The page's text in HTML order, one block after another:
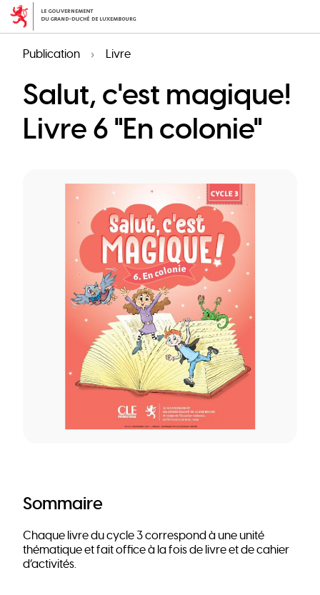
Aller
au
principal
Publication Livre
Salut, c'est magique!
Livre 6 "En colonie"
Sommaire
Chaque livre du cycle 3 correspond à une unité
thématique et fait office à la fois de livre et de cahier
d’activités.